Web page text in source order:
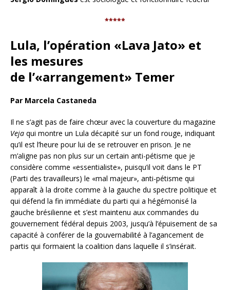
*****
Lula, l’opération «Lava Jato» et
les mesures
de l’«arrangement» Temer
Par Marcela Castaneda
Il ne s’agit pas de faire chœur avec la couverture du magazine
Veja qui montre un Lula décapité sur un fond rouge, indiquant
qu’il est l’heure pour lui de se retrouver en prison. Je ne
m’aligne pas non plus sur un certain anti-pétisme que je
considère comme «essentialiste», puisqu’il voit dans le PT
(Parti des travailleurs) le «mal majeur», anti-pétisme qui
apparaît à la droite comme à la gauche du spectre politique et
qui défend la fin immédiate du parti qui a hégémonisé la
gauche brésilienne et s’est maintenu aux commandes du
gouvernement fédéral depuis 2003, jusqu’à l’épuisement de sa
capacité à conférer de la gouvernabilité à l’agancement de
partis qui formaient la coalition dans laquelle il s’insérait.